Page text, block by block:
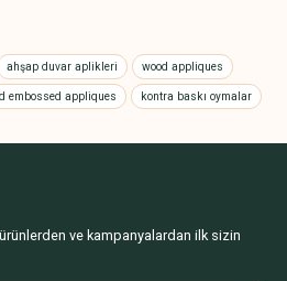
öneri formunu kullanarak tarafımıza
ederiz.
veya görüntülenemiyor.
daha pahalı.
olmalı.
ahşap duvar aplikleri wood appliques
embossed appliques kontra baskı oymalar
ve kampanyalardan ilk sizin